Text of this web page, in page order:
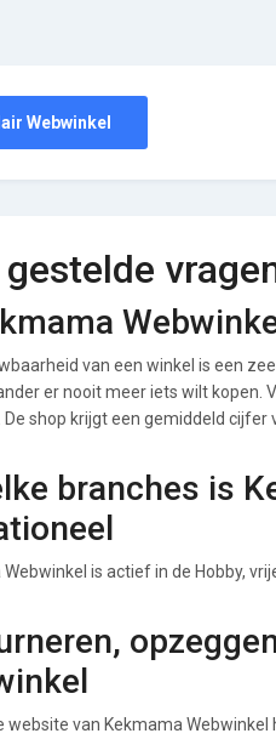
Webwinkel
van een winkel is een
er nooit meer iets wilt kopen.
shop krijgt een gemiddeld cijfer
branches is
Webwinkel is actief in de Hobby,
website van Kekmama